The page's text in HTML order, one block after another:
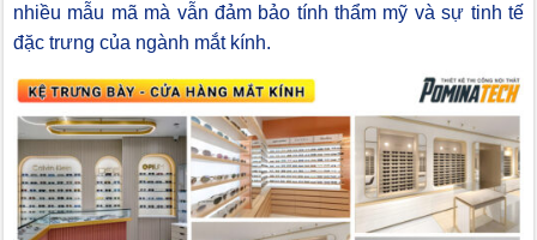
nhiều mẫu mã mà vẫn đảm bảo tính thẩm mỹ và sự tinh tế
đặc trưng của ngành mắt kính.